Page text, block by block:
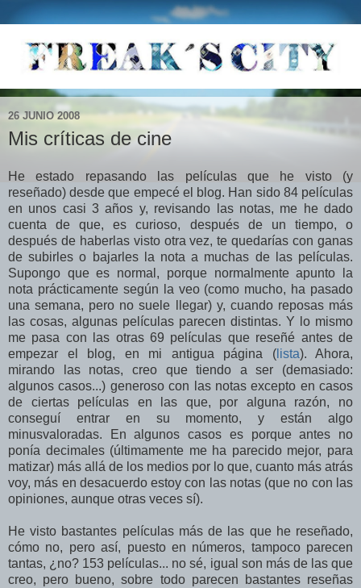
26 JUNIO 2008
Mis críticas de cine
He estado repasando las películas que he visto (y
reseñado) desde que empecé el blog. Han sido 84 películas
en unos casi 3 años y, revisando las notas, me he dado
cuenta de que, es curioso, después de un tiempo, o
después de haberlas visto otra vez, te quedarías con ganas
de subirles o bajarles la nota a muchas de las películas.
Supongo que es normal, porque normalmente apunto la
nota prácticamente según la veo (como mucho, ha pasado
una semana, pero no suele llegar) y, cuando reposas más
las cosas, algunas películas parecen distintas. Y lo mismo
me pasa con las otras 69 películas que reseñé antes de
empezar el blog, en mi antigua página (lista). Ahora,
mirando las notas, creo que tiendo a ser (demasiado:
algunos casos...) generoso con las notas excepto en casos
de ciertas películas en las que, por alguna razón, no
conseguí entrar en su momento, y están algo
minusvaloradas. En algunos casos es porque antes no
ponía decimales (últimamente me ha parecido mejor, para
matizar) más allá de los medios por lo que, cuanto más atrás
voy, más en desacuerdo estoy con las notas (que no con las
opiniones, aunque otras veces sí).
He visto bastantes películas más de las que he reseñado,
cómo no, pero así, puesto en números, tampoco parecen
tantas, ¿no? 153 películas... no sé, igual son más de las que
creo, pero bueno, sobre todo parecen bastantes reseñas